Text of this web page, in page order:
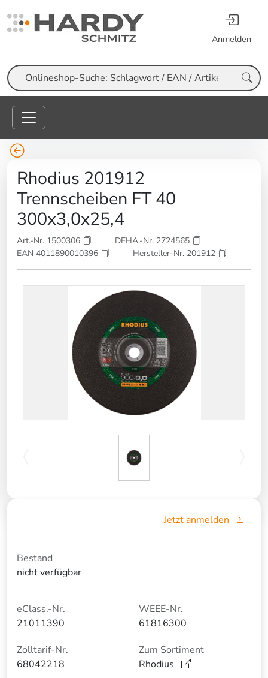
Anmelden
Suche
Rhodius 201912
Trennscheiben FT 40
300x3,0x25,4
Art.-Nr. 1500306
DEHA.-Nr. 2724565
EAN 4011890010396
Hersteller-Nr. 201912
Jetzt anmelden
Bestand
nicht verfügbar
eClass.-Nr.
21011390
WEEE-Nr.
61816300
Zolltarif-Nr.
68042218
Zum Sortiment
Rhodius